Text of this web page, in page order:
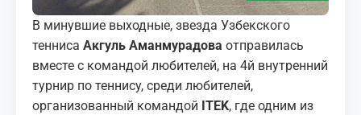
В минувшие выходные, звезда Узбекского
тенниса Акгуль Аманмурадова отправилась
вместе с командой любителей, на 4й внутренний
турнир по теннису, среди любителей,
организованный командой ITEK, где одним из